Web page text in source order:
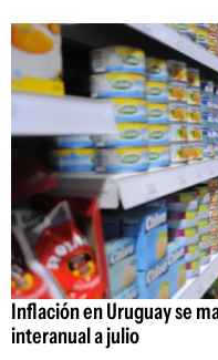
Inflación en Uruguay se
interanual a julio